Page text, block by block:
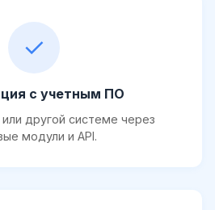
✓
с учетным ПО
другой системе через
модули и API.